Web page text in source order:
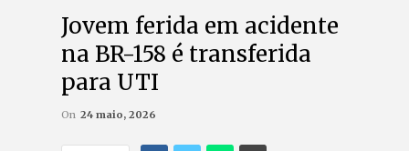
Jovem ferida em acidente
na BR-158 é transferida
para UTI
On 24 maio, 2026